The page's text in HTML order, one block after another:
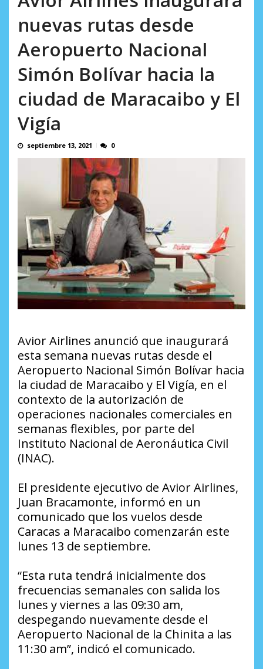
nuevas rutas desde
Aeropuerto Nacional
Simón Bolívar hacia la
ciudad de Maracaibo y El
Vigía
septiembre 13, 2021 0
Avior Airlines anunció que inaugurará
esta semana nuevas rutas desde el
Aeropuerto Nacional Simón Bolívar hacia
la ciudad de Maracaibo y El Vigía, en el
contexto de la autorización de
operaciones nacionales comerciales en
semanas flexibles, por parte del
Instituto Nacional de Aeronáutica Civil
(INAC).
El presidente ejecutivo de Avior Airlines,
Juan Bracamonte, informó en un
comunicado que los vuelos desde
Caracas a Maracaibo comenzarán este
lunes 13 de septiembre.
“Esta ruta tendrá inicialmente dos
frecuencias semanales con salida los
lunes y viernes a las 09:30 am,
despegando nuevamente desde el
Aeropuerto Nacional de la Chinita a las
11:30 am”, indicó el comunicado.